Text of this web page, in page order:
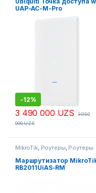
UAP-AC-M-Pro
-12%
3 490 000 UZS
3 950
000UZS
MikroTik, Роутеры, Роутеры
Маршрутизатор
RB2011UiAS-RM